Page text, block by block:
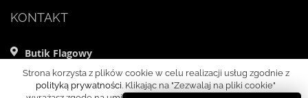
KONTAKT
Butik Flagowy
ul. Mikołaja Kopernika 11 lok. 1
00-359 Warszawa
Strona korzysta z plików cookie w celu realizacji usług zgodnie z
polityką prywatności. Klikając na "Zezwalaj na pliki cookie"